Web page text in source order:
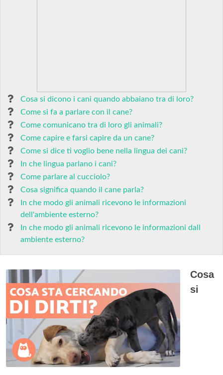
Cosa si dicono i cani quando abbaiano tra di loro?
Come si fa a parlare con il cane?
Come comunicano tra di loro gli animali?
Come capire e farsi capire da un cane?
Come si dice ti voglio bene nella lingua dei cani?
In che lingua parlano i cani?
Come parlare al cucciolo?
Cosa significa quando il cane parla?
In che modo gli animali ricevono le informazioni
dell'ambiente esterno?
In che modo gli animali ricevono le informazioni dall
ambiente esterno?
Cosa
si